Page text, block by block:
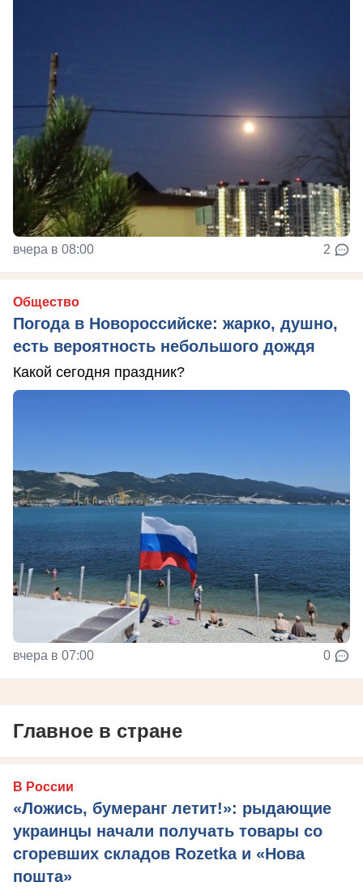
вчера в 08:00 2
Общество
Погода в Новороссийске: жарко, душно,
есть вероятность небольшого дождя
Какой сегодня праздник?
вчера в 07:00 0
Главное в стране
В России
«Ложись, бумеранг летит!»: рыдающие
украинцы начали получать товары со
сгоревших складов Rozetka и «Нова
пошта»